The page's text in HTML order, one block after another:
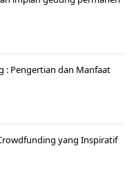
: Pengertian dan Manfaat
yang Inspiratif